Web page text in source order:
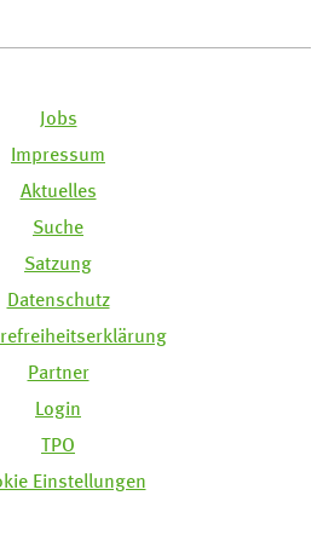
Jobs
Impressum
Aktuelles
Suche
Satzung
Datenschutz
Partner
Login
TPO
Einstellungen